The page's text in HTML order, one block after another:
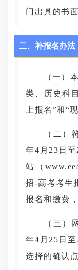
门出具的书
二、补报名办法
（一）
类、历史科
上报名”和“
（二）
年4月23日
站（
招-高考考生
报名和缴费
（三）
年4月25日
选择的确认